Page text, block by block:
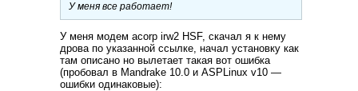
У меня все работает!
У меня модем acorp irw2 HSF, скачал я к нему
дрова по указанной ссылке, начал установку как
там описано но вылетает такая вот ошибка
(пробовал в Mandrake 10.0 и ASPLinux v10 —
ошибки одинаковые):